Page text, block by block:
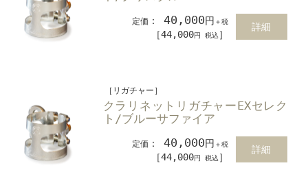
定価 ：40,000円 ＋税
［44,000円 税込 ］
詳細
［リガチャー］
クラリネットリガチャーEXセレク
ト/ブルーサファイア
定価 ：40,000円 ＋税
［44,000円 税込 ］
詳細